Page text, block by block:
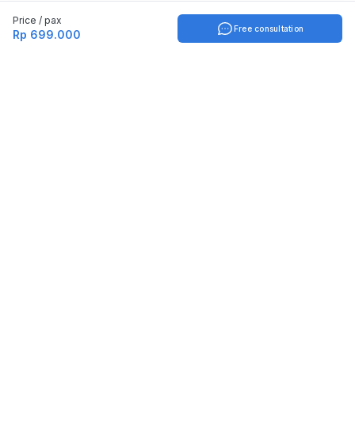
Price / pax
Rp 699.000 Free consultation